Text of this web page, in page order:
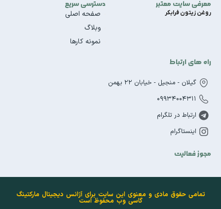
معرفی سایت معتبر
روغن زیتون فرابکر
دسترسی سریع
صفحه اصلی
وبلاگ
نمونه کارها
راه های ارتباط
گیلان - منجیل - خیابان 22 بهمن
09934004311
ارتباط در تلگرام
اینستاگرام
مجوز فعالیت
تمامی حقوق مادی و معنوی این سایت برای آژانس دیجیتال مارکتینگ
گاسی وب محفوظ است